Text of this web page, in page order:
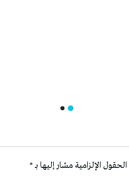
الحقول الإلزامية مشار إليها بـ*